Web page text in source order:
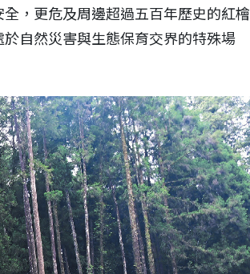
，更危及周邊超過五百年歷史的紅檜
自然災害與生態保育交界的特殊場